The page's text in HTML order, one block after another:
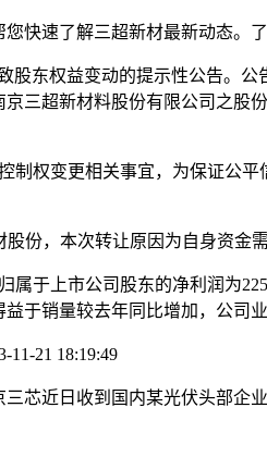
速了解三超新材最新动态。了
东权益变动的提示性公告。公
三超新材料股份有限公司之
权变更相关事宜，为保证公平
，本次转让原因为自身资金
于上市公司股东的净利润为
于销量较去年同比增加，公司业
21 18:19:49
近日收到国内某光伏头部企